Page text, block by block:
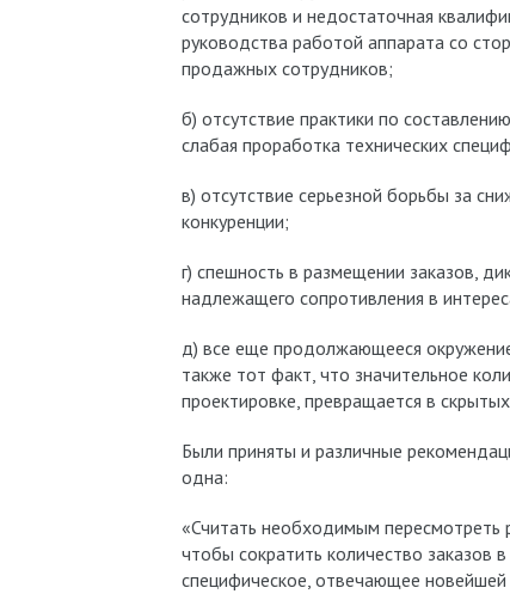
сотрудников и недостаточная
руководства работой аппарата со
продажных сотрудников;
б) отсутствие практики по
слабая проработка технических
в) отсутствие серьезной борьбы за
конкуренции;
г) спешность в размещении заказов,
надлежащего сопротивления в
д) все еще продолжающееся
также тот факт, что значительное
проектировке, превращается в
Были приняты и различные
одна:
«Считать необходимым пересмотреть
чтобы сократить количество заказов
специфическое, отвечающее